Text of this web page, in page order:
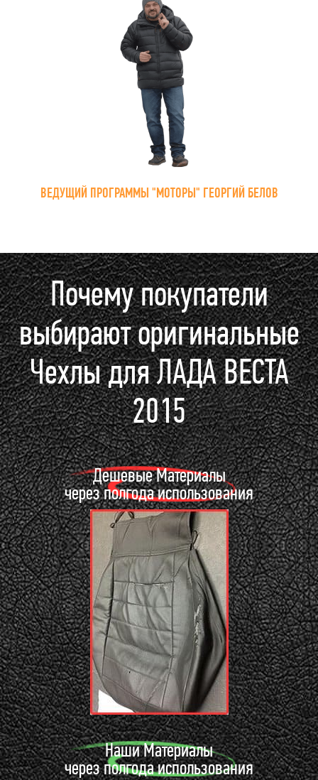
ВЕДУЩИЙ ПРОГРАММЫ "МОТОРЫ" ГЕОРГИЙ БЕЛОВ
Почему покупатели
выбирают оригинальные
Чехлы для ЛАДА ВЕСТА
2015
Дешевые Материалы
через полгода использования
Наши Материалы
через полгода использования